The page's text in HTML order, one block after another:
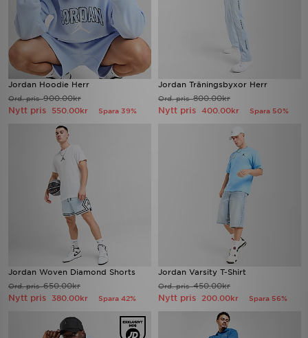
Jordan Hoodie Herr
Ord. pris900.00kr
Nytt pris 550.00kr Spara 39%
Jordan Träningsbyxor Herr
Ord. pris800.00kr
Nytt pris 400.00kr Spara 50%
Jordan Woven Diamond Shorts
Ord. pris650.00kr
Nytt pris 380.00kr Spara 42%
Jordan Varsity T-Shirt
Ord. pris450.00kr
Nytt pris 200.00kr Spara 56%